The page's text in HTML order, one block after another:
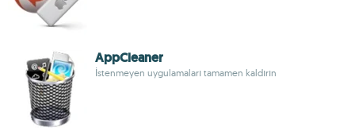
AppCleaner
İstenmeyen uygulamaları tamamen kaldırın